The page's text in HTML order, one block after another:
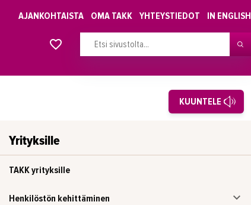
AJANKOHTAISTA OMA TAKK YHTEYSTIEDOT IN ENGLISH
KUUNTELE
Yrityksille
TAKK yrityksille
Henkilöstön kehittäminen
Alkavat koulutukset osiosta